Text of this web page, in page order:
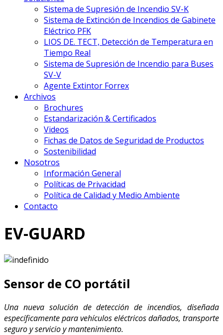
Sistema de Supresión de Incendio SV-K
Sistema de Extinción de Incendios de Gabinete
Eléctrico PFK
LIOS DE. TECT, Detección de Temperatura en
Tiempo Real
Sistema de Supresión de Incendio para Buses
SV-V
Agente Extintor Forrex
Archivos
Brochures
Estandarización & Certificados
Videos
Fichas de Datos de Seguridad de Productos
Sostenibilidad
Nosotros
Información General
Políticas de Privacidad
Política de Calidad y Medio Ambiente
Contacto
EV-GUARD
Sensor de CO portátil
Una nueva solución de detección de incendios, diseñada
específicamente para vehículos eléctricos dañados, transporte
seguro y servicio y mantenimiento.